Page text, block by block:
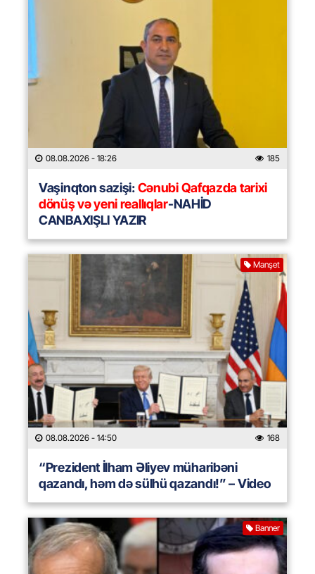
08.08.2026 - 18:26 185
Vaşinqton sazişi:Cənubi Qafqazda tarixi
dönüş və yeni reallıqlar-NAHİD
CANBAXIŞLI YAZIR
Manşet
08.08.2026 - 14:50 168
“Prezident İlham Əliyev müharibəni
qazandı, həm də sülhü qazandı!” – Video
Banner